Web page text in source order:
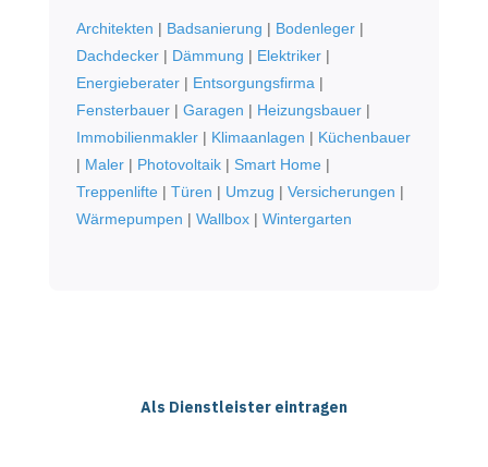
Architekten | Badsanierung | Bodenleger|
Dachdecker| Dämmung | Elektriker|
Energieberater| Entsorgungsfirma|
Fensterbauer| Garagen | Heizungsbauer|
Immobilienmakler| Klimaanlagen | Küchenbauer
| Maler| Photovoltaik| Smart Home|
Treppenlifte| Türen | Umzug | Versicherungen |
Wärmepumpen | Wallbox| Wintergarten
Als Dienstleister eintragen